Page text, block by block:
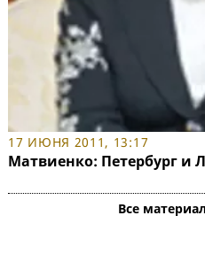
17 ИЮНЯ 2011, 13:17
Матвиенко: Петербург и
Все